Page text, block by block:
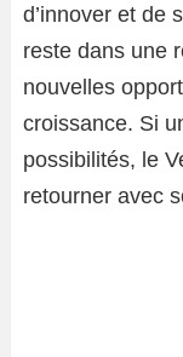
d’innover et de
reste dans une
nouvelles
croissance. Si
possibilités, le
retourner avec